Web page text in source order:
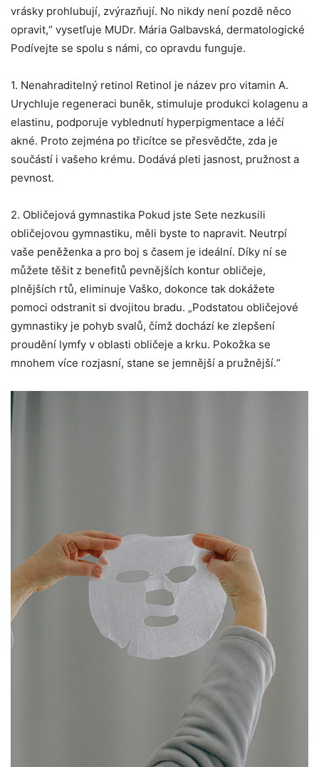
vrásky prohlubují, zvýrazňují. No nikdy není pozdě něco
opravit,“ vysetľuje MUDr. Mária Galbavská, dermatologické
Podívejte se spolu s námi, co opravdu funguje.
1. Nenahraditelný retinol Retinol je název pro vitamin A.
Urychluje regeneraci buněk, stimuluje produkci kolagenu a
elastinu, podporuje vyblednutí hyperpigmentace a léčí
akné. Proto zejména po třicítce se přesvědčte, zda je
součástí i vašeho krému. Dodává pleti jasnost, pružnost a
pevnost.
2. Obličejová gymnastika Pokud jste Sete nezkusili
obličejovou gymnastiku, měli byste to napravit. Neutrpí
vaše peněženka a pro boj s časem je ideální. Díky ní se
můžete těšit z benefitů pevnějších kontur obličeje,
plnějších rtů, eliminuje Vaško, dokonce tak dokážete
pomoci odstranit si dvojitou bradu. „Podstatou obličejové
gymnastiky je pohyb svalů, čímž dochází ke zlepšení
proudění lymfy v oblasti obličeje a krku. Pokožka se
mnohem více rozjasní, stane se jemnější a pružnější.“